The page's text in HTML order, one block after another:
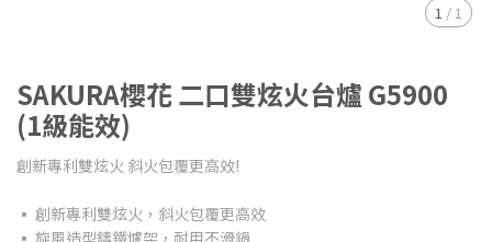
1 / 1
SAKURA櫻花 二口雙炫火台爐 G5900
(1級能效)
創新專利雙炫火 斜火包覆更高效!
▪ 創新專利雙炫火，斜火包覆更高效
▪ 旋風造型鑄鐵爐架，耐用不滑鍋